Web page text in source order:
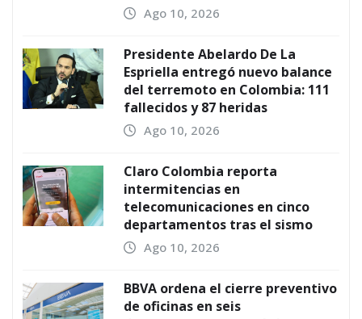
Ago 10, 2026
Presidente Abelardo De La
Espriella entregó nuevo balance
del terremoto en Colombia: 111
fallecidos y 87 heridas
Ago 10, 2026
Claro Colombia reporta
intermitencias en
telecomunicaciones en cinco
departamentos tras el sismo
Ago 10, 2026
BBVA ordena el cierre preventivo
de oficinas en seis